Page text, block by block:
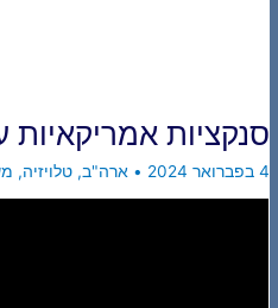
סנקציות אמריקאיות
4 בפברואר 2024 • ארה"ב, טלויזיה,